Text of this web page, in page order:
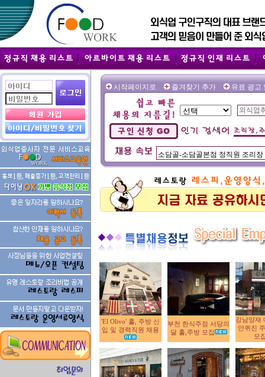
시작페이지로 즐겨찾기 추가 유료 광고
'El Olivo' 홀, 주방 신
입 및 경력직원 채용
부천 한식주점 서당의
달 홀,주방 모집
강남양재
안퀴진
모